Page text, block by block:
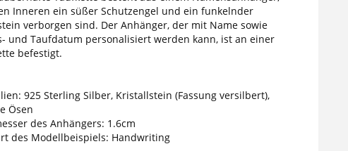
Inneren ein süßer Schutzengel und ein funkelnder
verborgen sind. Der Anhänger, der mit Name sowie
und Taufdatum personalisiert werden kann, ist an einer
befestigt.
925 Sterling Silber, Kristallstein (Fassung versilbert),
Ösen
des Anhängers: 1.6cm
des Modellbeispiels: Handwriting